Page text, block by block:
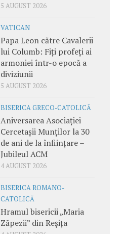
5 AUGUST 2026
VATICAN
Papa Leon către Cavalerii
lui Columb: Fiți profeți ai
armoniei într-o epocă a
diviziunii
5 AUGUST 2026
BISERICA GRECO-CATOLICĂ
Aniversarea Asociației
Cercetașii Munților la 30
de ani de la înființare –
Jubileul ACM
4 AUGUST 2026
BISERICA ROMANO-
CATOLICĂ
Hramul bisericii „Maria
Zăpezii” din Reșița